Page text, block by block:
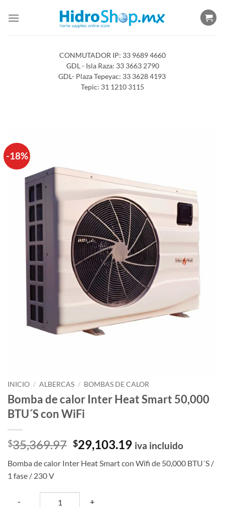
CONMUTADOR IP: 33 9689 4660
GDL - Isla Raza: 33 3663 2790
GDL- Plaza Tepeyac: 33 3628 4193
Tepic: 31 1210 3115
-18%
INICIO / ALBERCAS / BOMBAS DE CALOR
Bomba de calor Inter Heat Smart 50,000
BTU´S con WiFi
$35,369.97 El
precio
original
$35,369.97.
$29,103.19El
actual
iva incluido
Bomba de calor Inter Heat Smart con Wifi de 50,000 BTU´S /
1 fase / 230 V
- +